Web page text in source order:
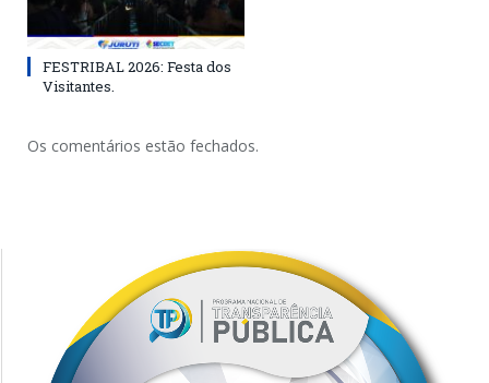
FESTRIBAL 2026: Festa dos
Visitantes.
Os comentários estão fechados.